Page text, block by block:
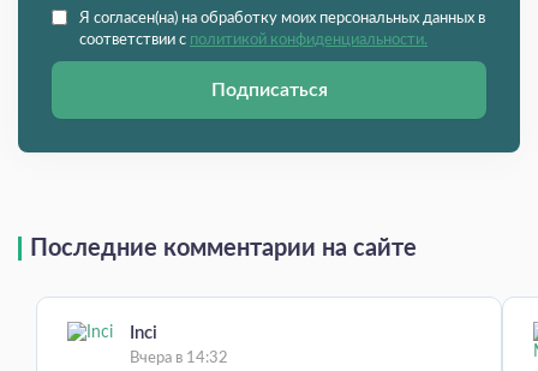
Я согласен(на) на обработку моих персональных данных в
соответствии с политикой конфиденциальности.
Подписаться
Последние комментарии на сайте
Inci
Вчера в 14:32